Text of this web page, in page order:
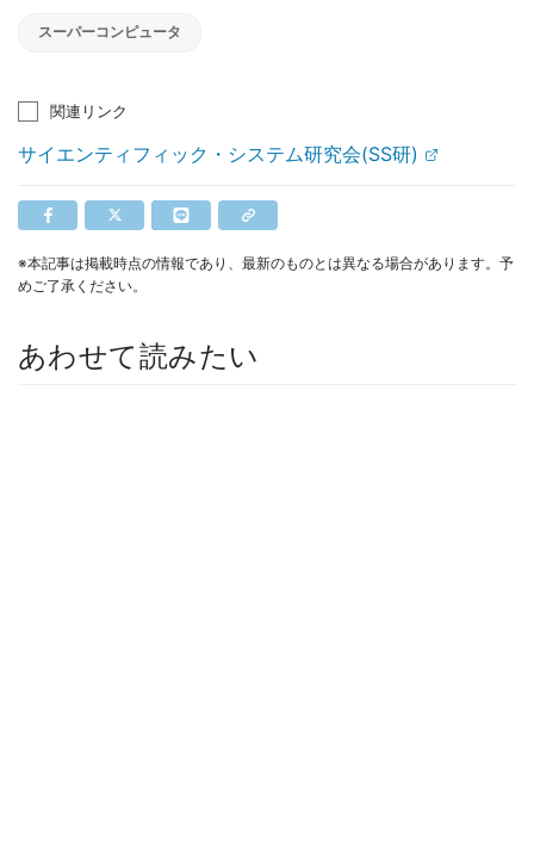
スーパーコンピュータ
関連リンク
サイエンティフィック・システム研究会(SS研)
※本記事は掲載時点の情報であり、最新のものとは異なる場合があります。予
めご了承ください。
あわせて読みたい